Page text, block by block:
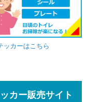
ッカーはこちら
カー販売サイト